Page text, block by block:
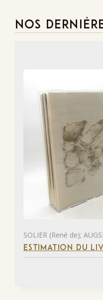
NOS
SOLIER (René de);
ESTIMATION DU